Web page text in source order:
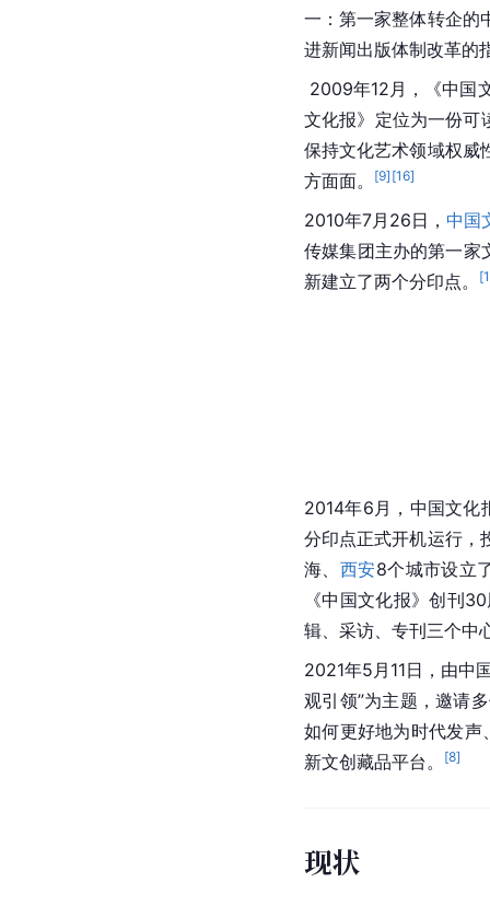
一：第一家整体转企的
进新闻出版体制改革的
2009年12月，《中国
文化报》定位为一份可
保持文化艺术领域权威
方面面。
[9] [16]
2010年7月26日，中国
传媒集团主办的第一家
新建立了两个分印点。
[
2014年6月，中国文化
分印点正式开机运行，
海、 西安8个城市设立
《中国文化报》创刊
辑、采访、专刊三个中
2021年5月11日，由中
观引领”为主题，邀请
如何更好地为时代发
新文创藏品平台。
[8]
现状